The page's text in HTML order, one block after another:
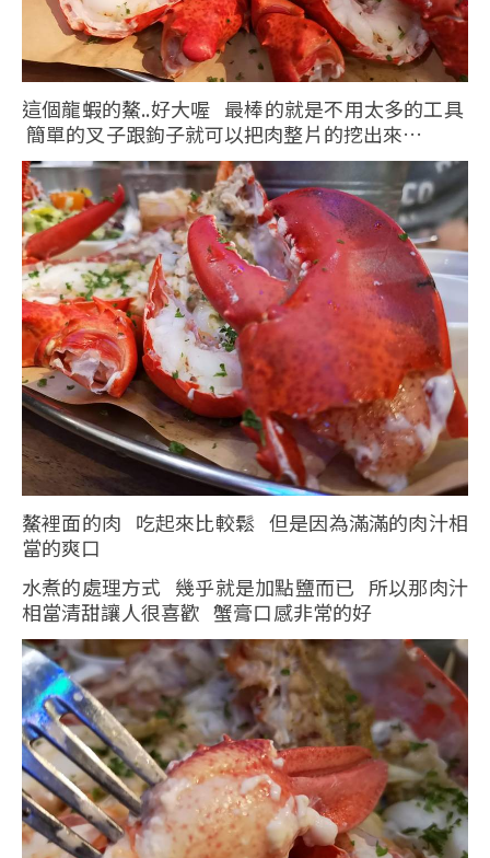
這個龍蝦的鰲..好大喔 最棒的就是不用太多的工具
簡單的叉子跟鉤子就可以把肉整片的挖出來…
鰲裡面的肉 吃起來比較鬆 但是因為滿滿的肉汁相
當的爽口
水煮的處理方式 幾乎就是加點鹽而已 所以那肉汁
相當清甜讓人很喜歡 蟹膏口感非常的好